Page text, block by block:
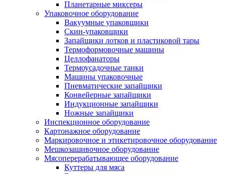
Планетарные миксеры
Упаковочное оборудование
Вакуумные упаковщики
Скин-упаковщики
Запайщики лотков и пластиковой тары
Термоформовочные машины
Целлофанаторы
Термоусадочные танки
Машины упаковочные
Пневматические запайщики
Конвейерные запайщики
Индукционные запайщики
Ножные запайщики
Инспекционное оборудование
Картонажное оборудование
Маркировочное и этикетировочное оборудование
Мешкозашивочное оборудование
Мясоперерабатывающее оборудование
Куттеры для мяса